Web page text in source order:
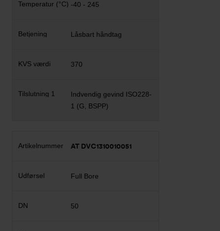
-40 - 245
Låsbart håndtag
370
Indvendig gevind ISO228-
1 (G, BSPP)
AT DVC1310010051
Full Bore
50